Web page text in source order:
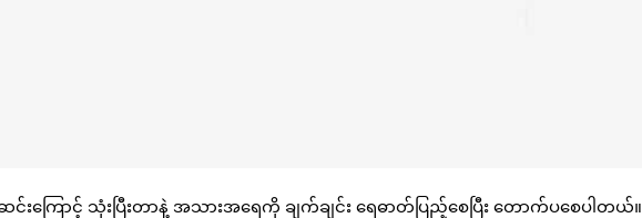
ဆင်းကြောင့် သုံးပြီးတာနဲ့ အသားအရေကို ချက်ချင်း ရေဓာတ်ပြည့်စေပြီး တောက်ပစေပါတယ်။